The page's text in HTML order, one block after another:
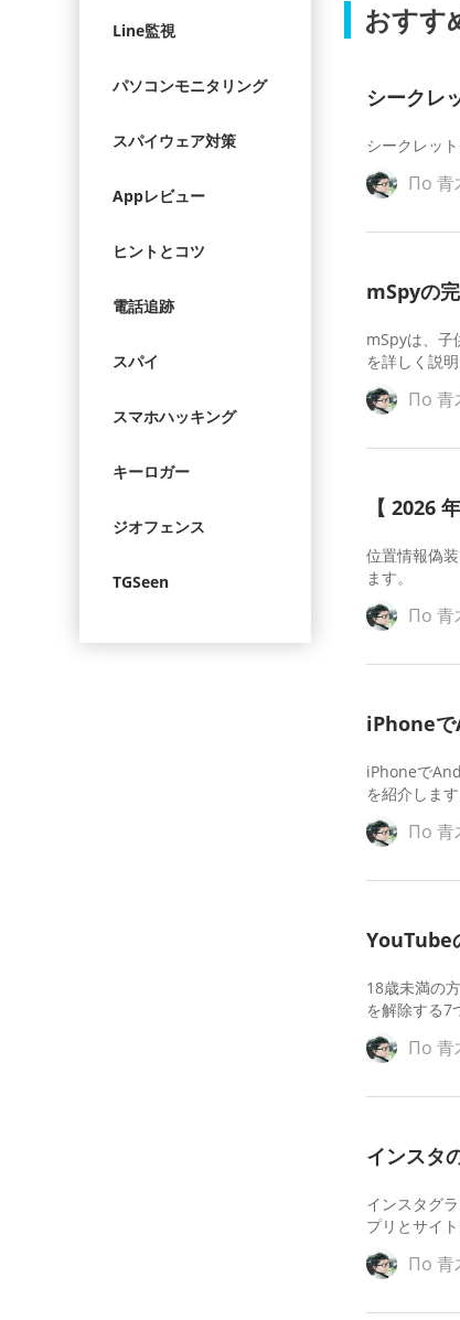
Line監視
パソコンモニタリング
スパイウェア対策
Appレビュー
ヒントとコツ
電話追跡
スパイ
スマホハッキング
キーロガー
ジオフェンス
TGSeen
おすす
シークレ
シークレッ
По 青
mSpyの
mSpyは、子
を詳しく説明
По 青
【 2026
位置情報偽
ます。
По 青
iPhoneで
iPhoneで
を紹介します
По 青
YouTube
18歳未満の
を解除する7
По 青
インスタ
インスタグ
プリとサイ
По 青